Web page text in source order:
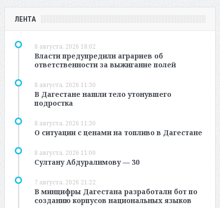
ЛЕНТА
8 августа, 2026 18:02
Власти предупредили аграриев об
ответственности за выжигание полей
8 августа, 2026 11:30
В Дагестане нашли тело утонувшего
подростка
8 августа, 2026 11:30
О ситуации с ценами на топливо в Дагестане
8 августа, 2026 11:00
Султану Абдуралимову — 30
7 августа, 2026 21:22
В минцифры Дагестана разработали бот по
созданию корпусов национальных языков